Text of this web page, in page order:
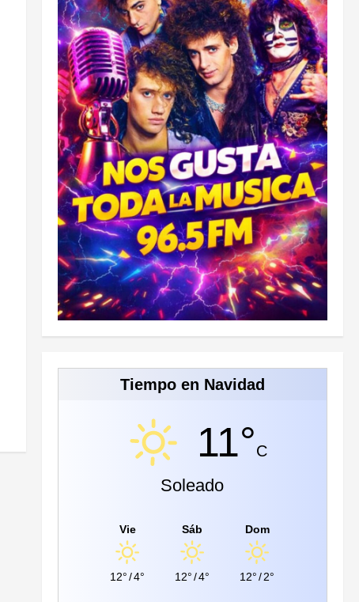
Tiempo en Navidad
11°C
Soleado
Vie
12° /4°
Sáb
12° /4°
Dom
12° /2°